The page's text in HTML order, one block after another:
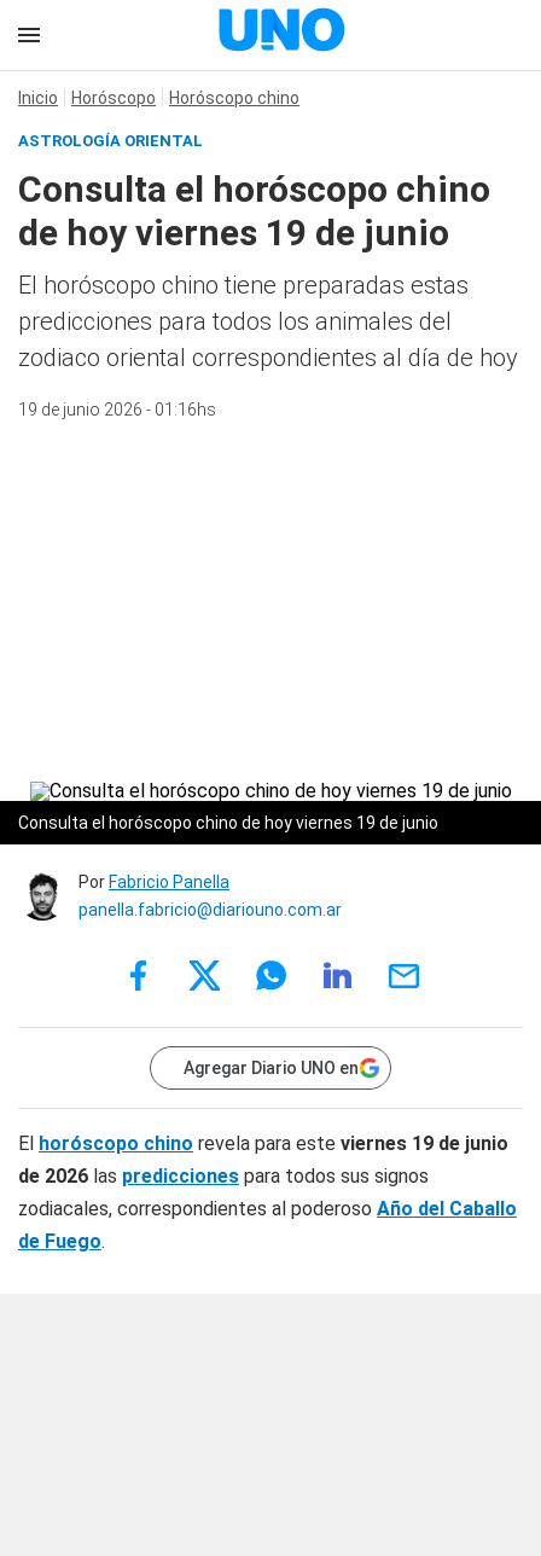
Inicio Horóscopo Horóscopo chino
ASTROLOGÍA ORIENTAL
Consulta el horóscopo chino
de hoy viernes 19 de junio
El horóscopo chino tiene preparadas estas
predicciones para todos los animales del
zodiaco oriental correspondientes al día de hoy
19 de junio 2026 - 01:16hs
Consulta el horóscopo chino de hoy viernes 19 de junio
Por Fabricio Panella
panella.fabricio@diariouno.com.ar
Agregar Diario UNO en
El horóscopo chino revela para este viernes 19 de junio
de 2026 las predicciones para todos sus signos
zodiacales, correspondientes al poderoso Año del Caballo
de Fuego.